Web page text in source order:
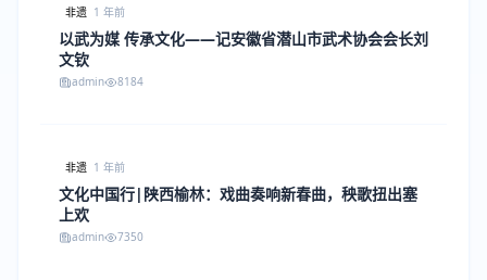
非遗 1 年前
以武为媒 传承文化——记安徽省潜山市武术协会会长刘
文钦
admin 8184
非遗 1 年前
文化中国行|陕西榆林：戏曲奏响新春曲，秧歌扭出塞
上欢
admin 7350